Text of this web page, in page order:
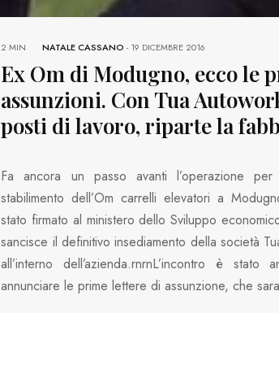
NATALE CASSANO -19 DICEMBRE 2016
2 MIN
Ex Om di Modugno, ecco le
assunzioni. Con Tua
posti di lavoro, riparte la
Fa ancora un passo avanti l’operazione per
stabilimento dell’Om carrelli elevatori a
stato firmato al ministero dello Sviluppo
sancisce il definitivo insediamento della società
all’interno dell’azienda.rnrnL’incontro è stato
annunciare le prime lettere di assunzione, che